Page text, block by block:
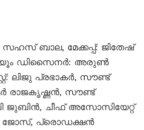
സഹസ് ബാല, മേക്കപ്പ്: ജിതേഷ്
ഡിസൈനർ: അരുൺ
ലിജു പ്രഭാകർ, സൗണ്ട്
രാജകൃഷ്ണൻ, സൗണ്ട്
ചീഫ് അസോസിയേറ്റ്
ജോസ്, പ്രൊഡക്ഷൻ